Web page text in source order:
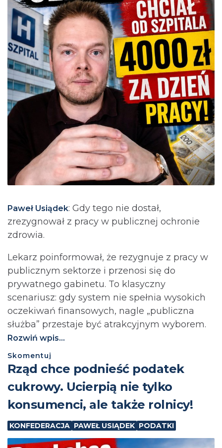
Paweł Usiądek: Gdy tego nie dostał,
zrezygnował z pracy w publicznej ochronie
zdrowia.
Lekarz poinformował, że rezygnuje z pracy w
publicznym sektorze i przenosi się do
prywatnego gabinetu. To klasyczny
scenariusz: gdy system nie spełnia wysokich
oczekiwań finansowych, nagle „publiczna
służba” przestaje być atrakcyjnym wyborem.
Rozwiń wpis...
Skomentuj
⁨Rząd chce podnieść podatek
cukrowy. Ucierpią nie tylko
konsumenci, ale także rolnicy!
KONFEDERACJA PAWEŁ USIĄDEK PODATKI